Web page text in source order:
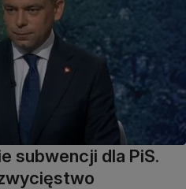
subwencji dla PiS.